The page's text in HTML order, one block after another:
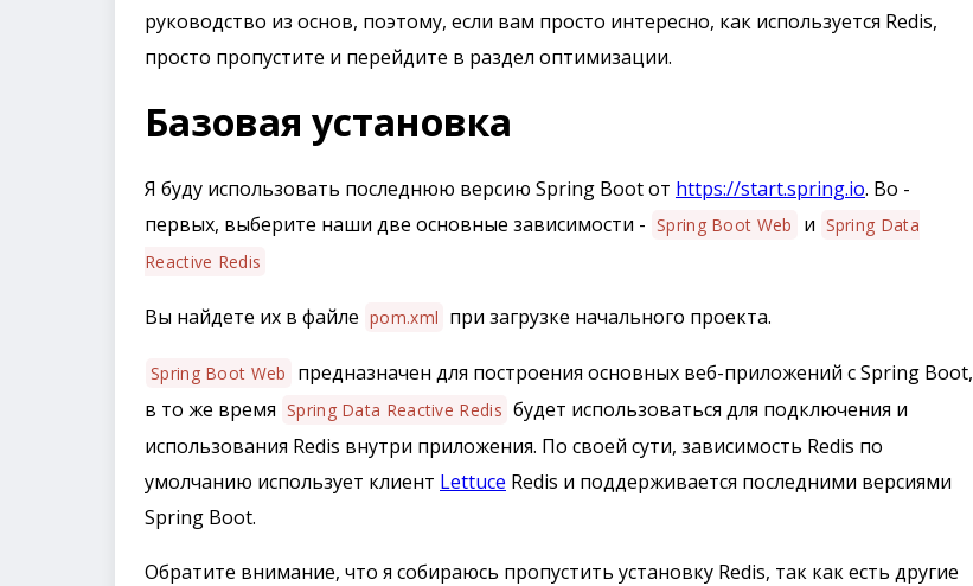
руководство из основ, поэтому, если вам просто интересно, как используется Redis,
просто пропустите и перейдите в раздел оптимизации.
Базовая установка
Я буду использовать последнюю версию Spring Boot от https://start.spring.io. Во -
первых, выберите наши две основные зависимости - Spring Boot Web и Spring Data
Reactive Redis
Вы найдете их в файле pom.xml при загрузке начального проекта.
Spring Boot Web
предназначен для построения основных веб-приложений с Spring Boot,
в то же время Spring Data Reactive Redis будет использоваться для подключения и
использования Redis внутри приложения. По своей сути, зависимость Redis по
умолчанию использует клиент Lettuce Redis и поддерживается последними версиями
Spring Boot.
Обратите внимание, что я собираюсь пропустить установку Redis, так как есть другие